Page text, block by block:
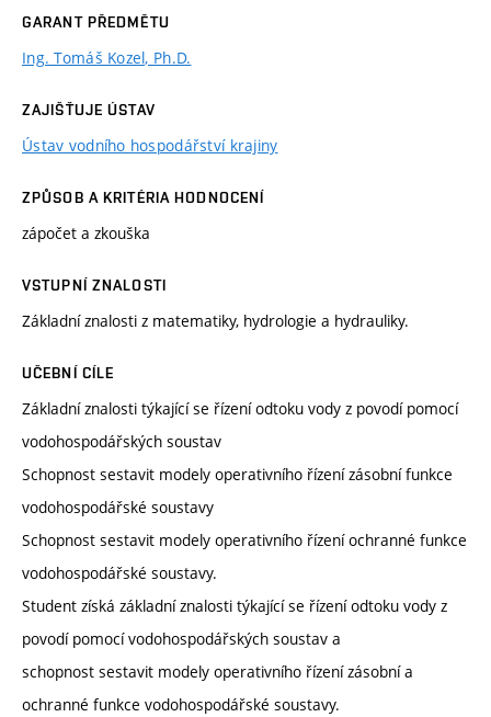
GARANT PŘEDMĚTU
Ing. Tomáš Kozel, Ph.D.
ZAJIŠŤUJE ÚSTAV
Ústav vodního hospodářství krajiny
ZPŮSOB A KRITÉRIA HODNOCENÍ
zápočet a zkouška
VSTUPNÍ ZNALOSTI
Základní znalosti z matematiky, hydrologie a hydrauliky.
UČEBNÍ CÍLE
Základní znalosti týkající se řízení odtoku vody z povodí pomocí
vodohospodářských soustav
Schopnost sestavit modely operativního řízení zásobní funkce
vodohospodářské soustavy
Schopnost sestavit modely operativního řízení ochranné funkce
vodohospodářské soustavy.
Student získá základní znalosti týkající se řízení odtoku vody z
povodí pomocí vodohospodářských soustav a
schopnost sestavit modely operativního řízení zásobní a
ochranné funkce vodohospodářské soustavy.